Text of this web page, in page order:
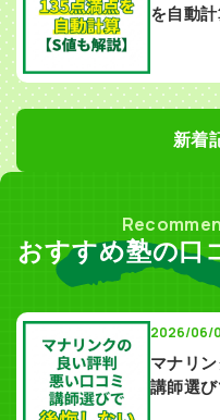
を自動計
新着
おすすめ塾の口
2026/06/
マナリ
講師選